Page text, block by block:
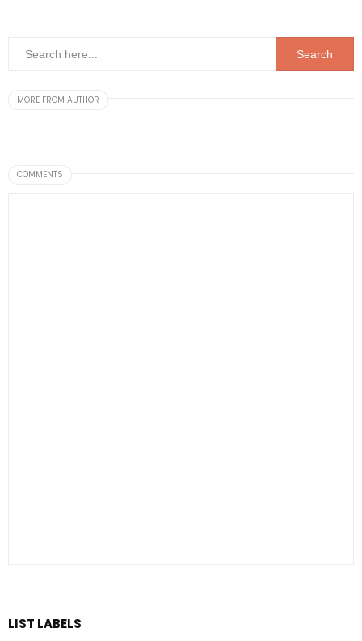
MORE FROM AUTHOR
COMMENTS
LIST LABELS